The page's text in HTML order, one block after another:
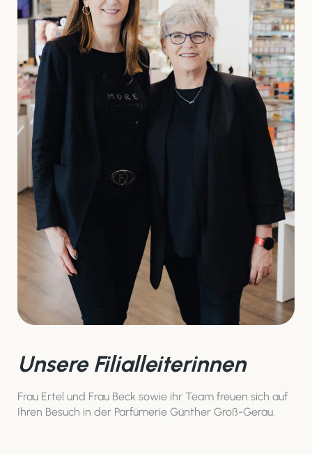
Unsere Filialleiterinnen
Frau Ertel und Frau Beck sowie ihr Team freuen sich auf
Ihren Besuch in der Parfümerie Günther Groß-Gerau.